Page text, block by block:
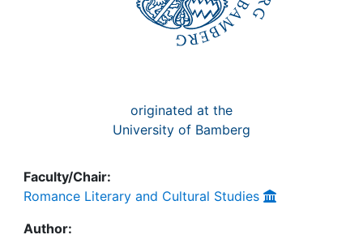
originated at the
University of Bamberg
Faculty/Chair:
Romance Literary and Cultural Studies
Author: